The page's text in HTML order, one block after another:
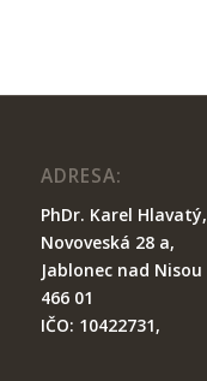
ADRESA:
PhDr. Karel Hlavatý,
Novoveská 28 a,
Jablonec nad Nisou
466 01
IČO: 10422731,